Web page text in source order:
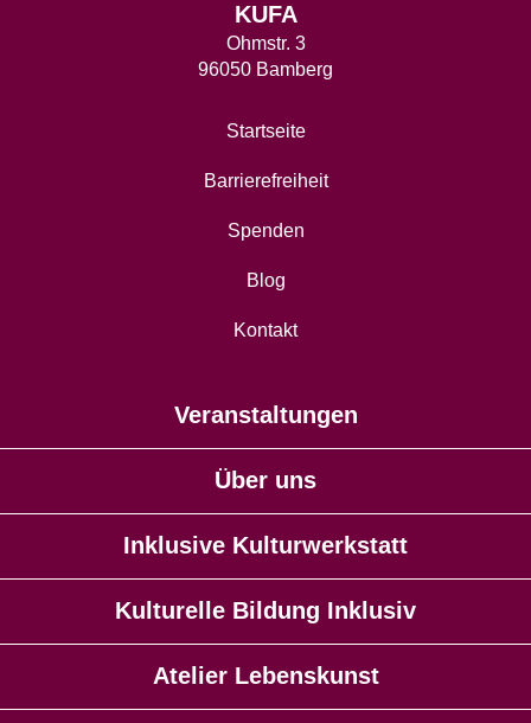
KUFA
Ohmstr. 3
96050 Bamberg
Startseite
Barrierefreiheit
Spenden
Blog
Kontakt
Veranstaltungen
Über uns
Inklusive Kulturwerkstatt
Kulturelle Bildung Inklusiv
Atelier Lebenskunst